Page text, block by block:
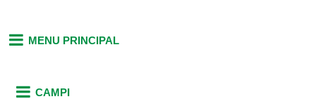
MENU PRINCIPAL
CAMPI